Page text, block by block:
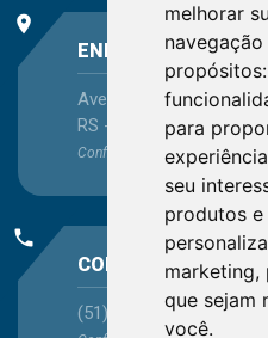
melhorar
propósitos:
para
seu
produtos
marketing,
que sejam
você.
place
ENDEREÇO
Avenida Itaqui, 45,
RS - CEP 90460-140
Confira as demaislocalizações
phone
CONTATO
(51) 3330-5659